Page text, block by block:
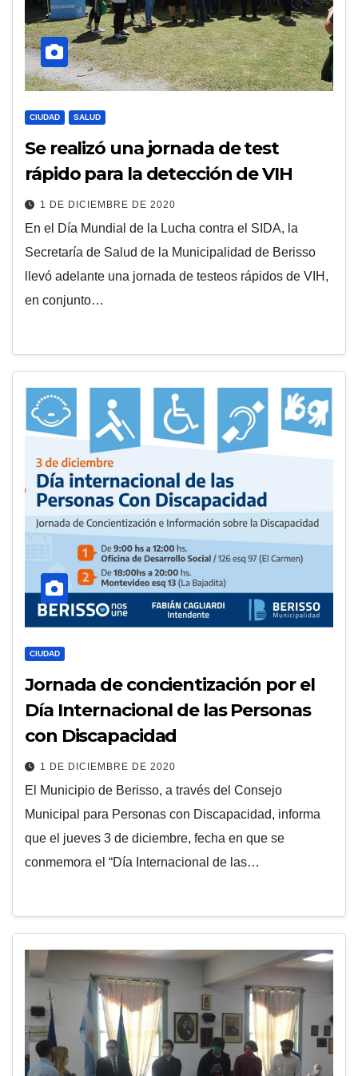
CIUDAD SALUD
Se realizó una jornada de test
rápido para la detección de VIH
1 DE DICIEMBRE DE 2020
En el Día Mundial de la Lucha contra el SIDA, la
Secretaría de Salud de la Municipalidad de Berisso
llevó adelante una jornada de testeos rápidos de VIH,
en conjunto…
CIUDAD
Jornada de concientización por el
Día Internacional de las Personas
con Discapacidad
1 DE DICIEMBRE DE 2020
El Municipio de Berisso, a través del Consejo
Municipal para Personas con Discapacidad, informa
que el jueves 3 de diciembre, fecha en que se
conmemora el “Día Internacional de las…